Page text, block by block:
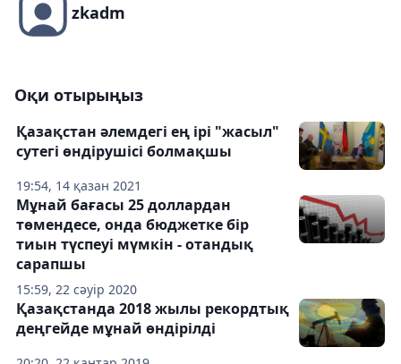
zkadm
Оқи отырыңыз
19:54, 14 қазан 2021
Қазақстан әлемдегі ең ірі "жасыл"
сутегі өндірушісі болмақшы
15:59, 22 сәуір 2020
Мұнай бағасы 25 доллардан
төмендесе, онда бюджетке бір
тиын түспеуі мүмкін - отандық
сарапшы
Қазақстанда 2018 жылы рекордтық
деңгейде мұнай өндірілді